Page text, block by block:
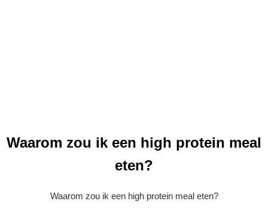
Waarom zou ik een high protein meal
eten?
Waarom zou ik een high protein meal eten?